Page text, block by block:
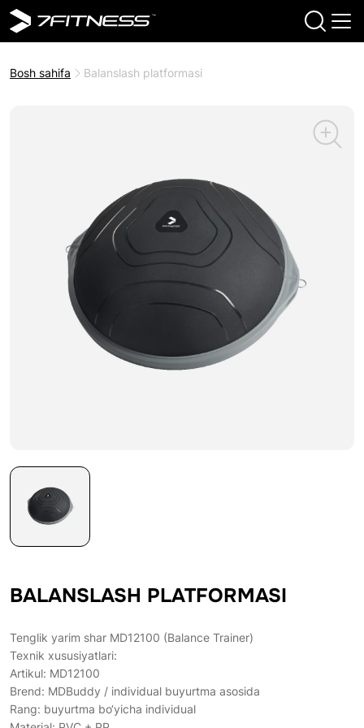
Bosh sahifa Balanslash platformasi
BALANSLASH PLATFORMASI
Tenglik yarim shar MD12100 (Balance Trainer)
Texnik xususiyatlari:
Artikul: MD12100
Brend: MDBuddy / individual buyurtma asosida
Rang: buyurtma bo‘yicha individual